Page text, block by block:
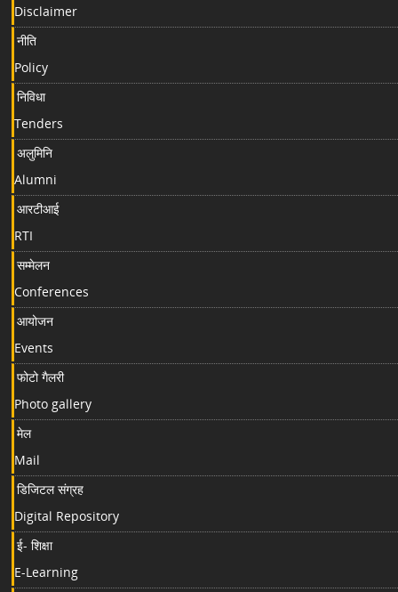
Disclaimer
नीति
Policy
निविधा
Tenders
अलुमिनि
Alumni
आरटीआई
RTI
सम्मेलन
Conferences
आयोजन
Events
फोटो गैलरी
Photo gallery
मेल
Mail
डिजिटल संग्रह
Digital Repository
ई- शिक्षा
E-Learning